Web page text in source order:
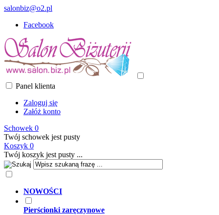
salonbiz@o2.pl
Facebook
Panel klienta
Zaloguj się
Załóż konto
Schowek 0
Twój schowek jest pusty
Koszyk 0
Twój koszyk jest pusty ...
NOWOŚCI
Pierścionki zaręczynowe